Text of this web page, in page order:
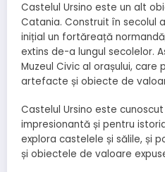
Castelul Ursino este un alt
Catania. Construit în secolul
inițial un fortăreață
extins de-a lungul secolelor.
Muzeul Civic al orașului, care
artefacte și obiecte de
Castelul Ursino este
impresionantă și pentru
explora castelele și sălile, și
și obiectele de valoare